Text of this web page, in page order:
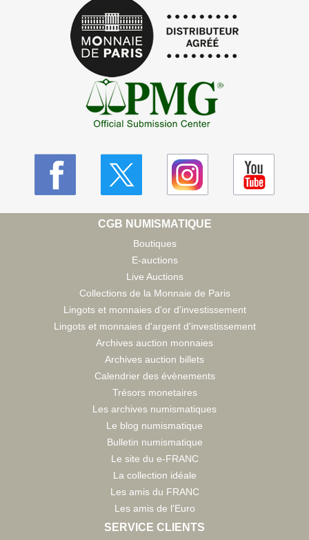
CGB NUMISMATIQUE
Boutiques
E-auctions
Live Auctions
Collections de la Monnaie de Paris
Lingots et monnaies d'or d'investissement
Lingots et monnaies d'argent d'investissement
Archives auction monnaies
Archives auction billets
Calendrier des évènements
Trésors monetaires
Les archives numismatiques
Le blog numismatique
Bulletin numismatique
Le site du e-FRANC
La collection idéale
Les amis du FRANC
Les amis de l'Euro
SERVICE CLIENTS